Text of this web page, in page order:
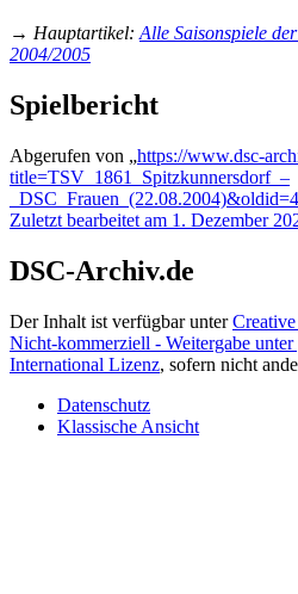
→ Hauptartikel: Alle Saisonspiele
2004/2005
Spielbericht
Abgerufen von „https://www.dsc-
title=TSV_1861_Spitzkunnersdorf_–
Zuletzt bearbeitet am 1. Dezember
DSC-Archiv.de
Der Inhalt ist verfügbar unter
Nicht-kommerziell - Weitergabe
International Lizenz, sofern nicht
Datenschutz
Klassische Ansicht